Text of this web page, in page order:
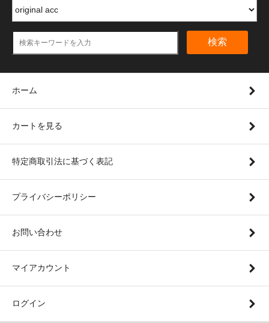
検索
ホーム
カートを見る
特定商取引法に基づく表記
プライバシーポリシー
お問い合わせ
マイアカウント
ログイン